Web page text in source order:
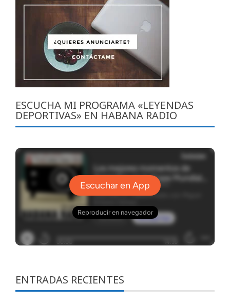
ESCUCHA MI PROGRAMA «LEYENDAS
DEPORTIVAS» EN HABANA RADIO
ENTRADAS RECIENTES